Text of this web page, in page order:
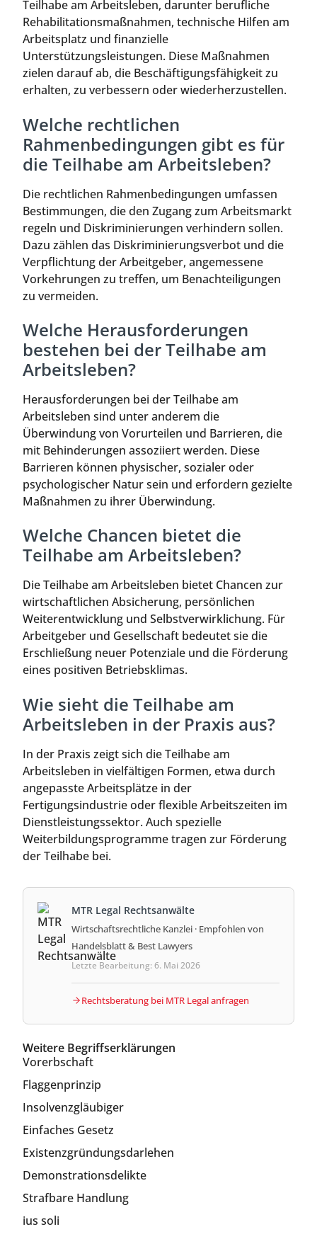
Teilhabe am Arbeitsleben, darunter berufliche
Rehabilitationsmaßnahmen, technische Hilfen am
Arbeitsplatz und finanzielle
Unterstützungsleistungen. Diese Maßnahmen
zielen darauf ab, die Beschäftigungsfähigkeit zu
erhalten, zu verbessern oder wiederherzustellen.
Welche rechtlichen
Rahmenbedingungen gibt es für
die Teilhabe am Arbeitsleben?
Die rechtlichen Rahmenbedingungen umfassen
Bestimmungen, die den Zugang zum Arbeitsmarkt
regeln und Diskriminierungen verhindern sollen.
Dazu zählen das Diskriminierungsverbot und die
Verpflichtung der Arbeitgeber, angemessene
Vorkehrungen zu treffen, um Benachteiligungen
zu vermeiden.
Welche Herausforderungen
bestehen bei der Teilhabe am
Arbeitsleben?
Herausforderungen bei der Teilhabe am
Arbeitsleben sind unter anderem die
Überwindung von Vorurteilen und Barrieren, die
mit Behinderungen assoziiert werden. Diese
Barrieren können physischer, sozialer oder
psychologischer Natur sein und erfordern gezielte
Maßnahmen zu ihrer Überwindung.
Welche Chancen bietet die
Teilhabe am Arbeitsleben?
Die Teilhabe am Arbeitsleben bietet Chancen zur
wirtschaftlichen Absicherung, persönlichen
Weiterentwicklung und Selbstverwirklichung. Für
Arbeitgeber und Gesellschaft bedeutet sie die
Erschließung neuer Potenziale und die Förderung
eines positiven Betriebsklimas.
Wie sieht die Teilhabe am
Arbeitsleben in der Praxis aus?
In der Praxis zeigt sich die Teilhabe am
Arbeitsleben in vielfältigen Formen, etwa durch
angepasste Arbeitsplätze in der
Fertigungsindustrie oder flexible Arbeitszeiten im
Dienstleistungssektor. Auch spezielle
Weiterbildungsprogramme tragen zur Förderung
der Teilhabe bei.
MTR Legal Rechtsanwälte
Wirtschaftsrechtliche Kanzlei · Empfohlen von
Handelsblatt & Best Lawyers
Letzte Bearbeitung: 6. Mai 2026
Rechtsberatung bei MTR Legal anfragen
Weitere Begriffserklärungen
Vorerbschaft
Flaggenprinzip
Insolvenzgläubiger
Einfaches Gesetz
Existenzgründungsdarlehen
Demonstrationsdelikte
Strafbare Handlung
ius soli